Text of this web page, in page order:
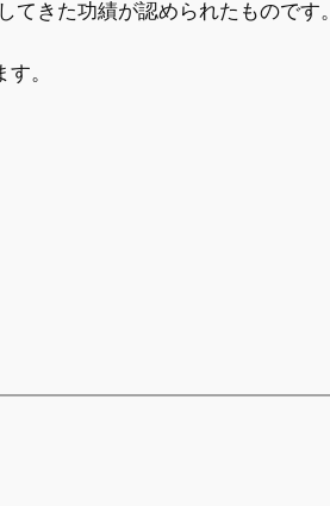
きた功績が認められたものです。
。